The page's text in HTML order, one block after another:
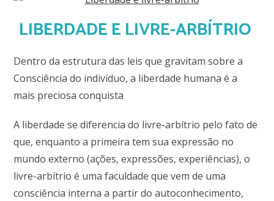
LIBERDADE E LIVRE-ARBÍTRIO
Dentro da estrutura das leis que gravitam sobre a
Consciência do indivíduo, a liberdade humana é a
mais preciosa conquista
A liberdade se diferencia do livre-arbítrio pelo fato de
que, enquanto a primeira tem sua expressão no
mundo externo (ações, expressões, experiências), o
livre-arbítrio é uma faculdade que vem de uma
consciência interna a partir do autoconhecimento,